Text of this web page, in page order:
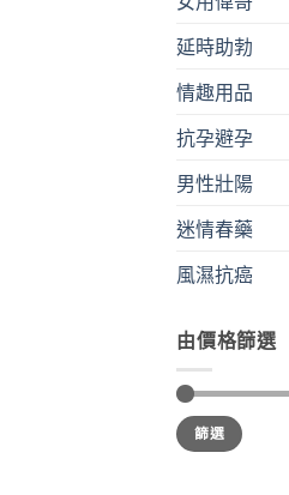
延時助勃
情趣用品
抗孕避孕
男性壯陽
迷情春藥
風濕抗癌
由價格篩選
最
低
價
最
高
價
篩選